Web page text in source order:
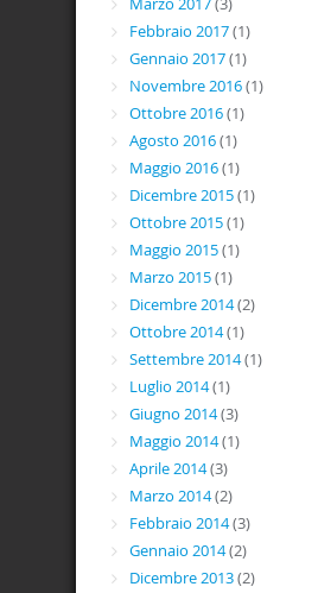
Febbraio 2017(1)
Gennaio 2017(1)
Novembre 2016(1)
Ottobre 2016(1)
Agosto 2016(1)
Maggio 2016(1)
Dicembre 2015(1)
Ottobre 2015(1)
Maggio 2015(1)
Marzo 2015(1)
Dicembre 2014(2)
Ottobre 2014(1)
Settembre 2014(1)
Luglio 2014(1)
Giugno 2014(3)
Maggio 2014(1)
Aprile 2014(3)
Marzo 2014(2)
Febbraio 2014(3)
Gennaio 2014(2)
Dicembre 2013(2)